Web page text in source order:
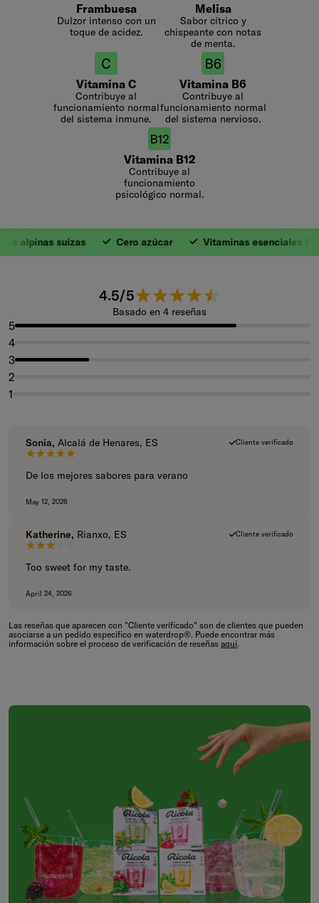
Frambuesa
Dulzor intenso con un
toque de acidez.
Melisa
Sabor cítrico y
chispeante con notas
de menta.
Vitamina C
Contribuye al
funcionamiento normal
del sistema inmune.
Vitamina B6
Contribuye al
funcionamiento normal
del sistema nervioso.
Vitamina B12
Contribuye al
funcionamiento
psicológico normal.
1. Hierbas
alpinas suizas Cero azúcar Vitaminas esenciales B+C
4.5/54.5 de 5 estrellas.
Basado en 4 reseñas
5
4
3
2
1
Sonia, Alcalá de Henares, ES Cliente verificado
5 de 5 estrellas.
De los mejores sabores para verano
May 12, 2026
Katherine, Rianxo, ES Cliente verificado
3 de 5 estrellas.
Too sweet for my taste.
April 24, 2026
Las reseñas que aparecen con "Cliente verificado" son de clientes que pueden
asociarse a un pedido específico en waterdrop®. Puede encontrar más
información sobre el proceso de verificación de reseñas aquí.